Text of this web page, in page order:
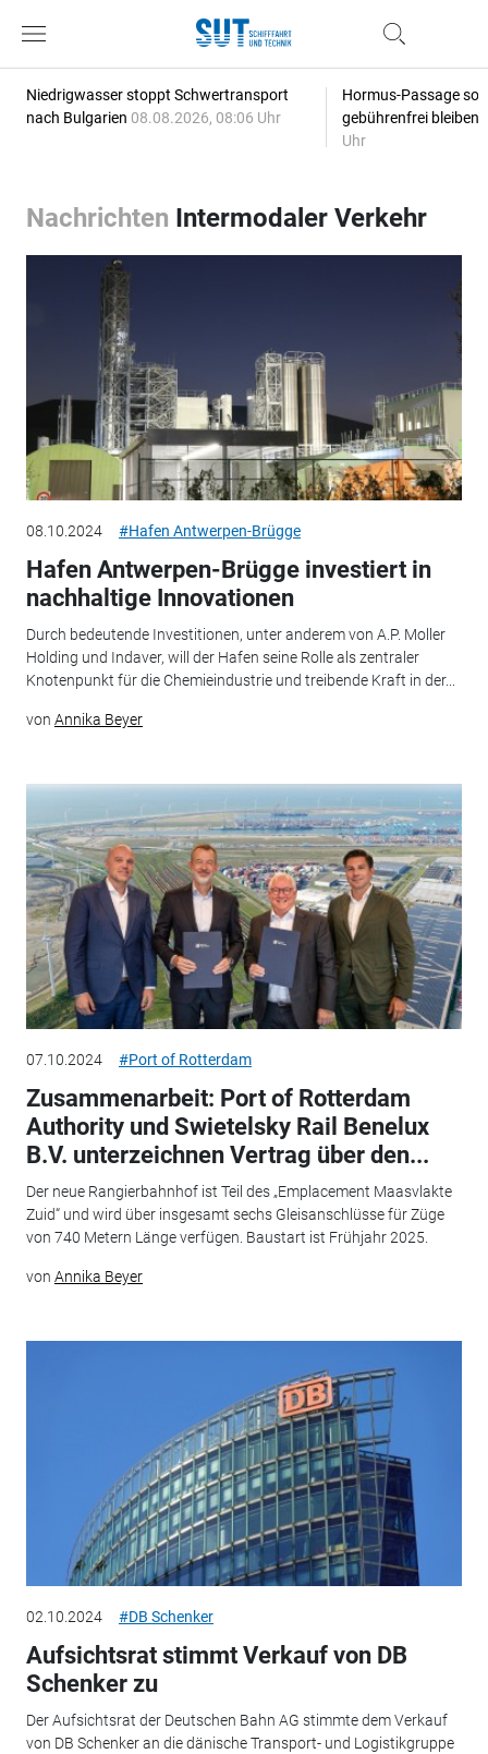
Niedrigwasser stoppt Schwertransport
nach Bulgarien 08.08.2026, 08:06 Uhr
Hormus-Passage
gebührenfrei bleiben
Uhr
Nachrichten Intermodaler Verkehr
08.10.2024 #Hafen Antwerpen-Brügge
Hafen Antwerpen-Brügge investiert in
nachhaltige Innovationen
Durch bedeutende Investitionen, unter anderem von A.P. Moller
Holding und Indaver, will der Hafen seine Rolle als zentraler
Knotenpunkt für die Chemieindustrie und treibende Kraft in der...
von Annika Beyer
07.10.2024 #Port of Rotterdam
Zusammenarbeit: Port of Rotterdam
Authority und Swietelsky Rail Benelux
B.V. unterzeichnen Vertrag über den...
Der neue Rangierbahnhof ist Teil des „Emplacement Maasvlakte
Zuid“ und wird über insgesamt sechs Gleisanschlüsse für Züge
von 740 Metern Länge verfügen. Baustart ist Frühjahr 2025.
von Annika Beyer
02.10.2024 #DB Schenker
Aufsichtsrat stimmt Verkauf von DB
Schenker zu
Der Aufsichtsrat der Deutschen Bahn AG stimmte dem Verkauf
von DB Schenker an die dänische Transport- und Logistikgruppe